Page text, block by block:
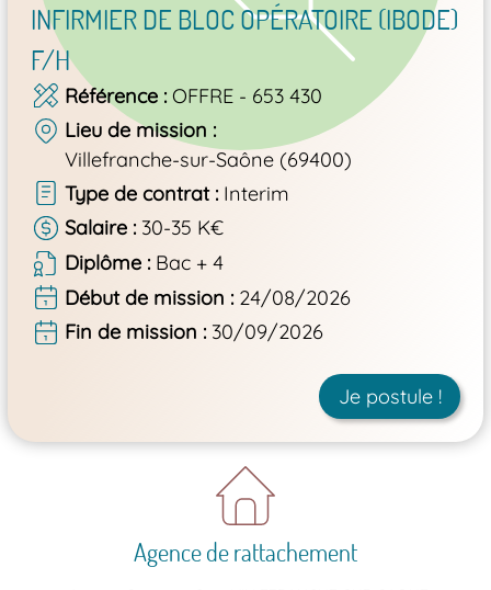
INFIRMIER DE BLOC OPÉRATOIRE (IBODE)
F/H
Référence OFFRE - 653 430
Lieu de mission
Villefranche-sur-Saône (69400)
Type de contrat
Interim
Salaire
30-35 K€
Diplôme
Bac + 4
Début de mission
24/08/2026
Fin de mission
30/09/2026
Je postule !
Agence de rattachement